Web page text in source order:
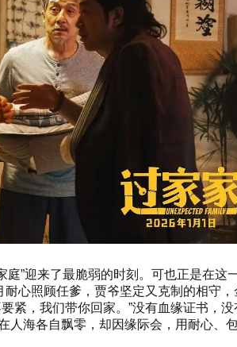
”迎来了最脆弱的时刻。可也正是在
心照顾任爹，贾爷坚定又克制的相守
，我们带你回家。”没有血缘证书，
各自飘零，却因缘际会，用耐心、包